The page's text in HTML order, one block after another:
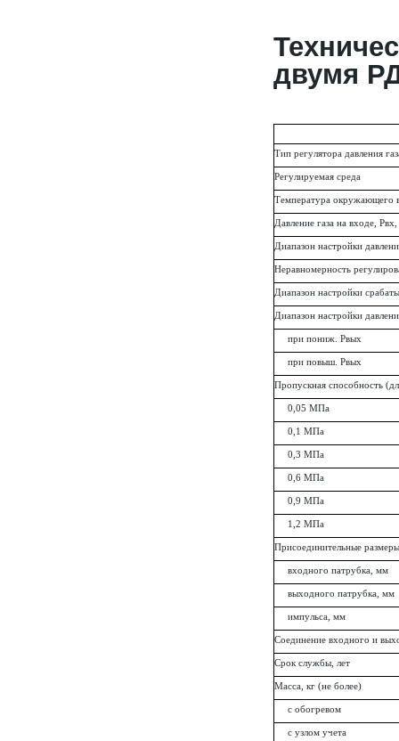
двумя
Тип регулятора давления
Регулируемая среда
Температура окружающего
Давление газа на входе,
Диапазон настройки
Неравномерность
Диапазон настройки
Диапазон настройки
при пониж. Рвых
при повыш. Рвых
Пропускная способность
0,05 МПа
0,1 МПа
0,3 МПа
0,6 МПа
0,9 МПа
1,2 МПа
Присоединительные
входного патрубка, мм
выходного патрубка, мм
импульса, мм
Соединение входного и
Срок службы, лет
Масса, кг (не более)
с обогревом
с узлом учета